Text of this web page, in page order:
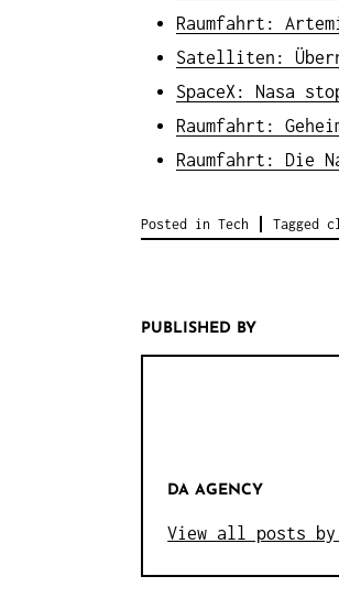
Raumfahrt:
Satelliten:
SpaceX: Nasa
Raumfahrt:
Raumfahrt: Die
Posted in Tech Tagged
PUBLISHED BY
DA AGENCY
View all posts by